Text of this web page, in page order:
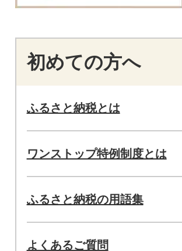
初めての方へ
ふるさと納税とは
ワンストップ特例制度とは
ふるさと納税の用語集
よくあるご質問